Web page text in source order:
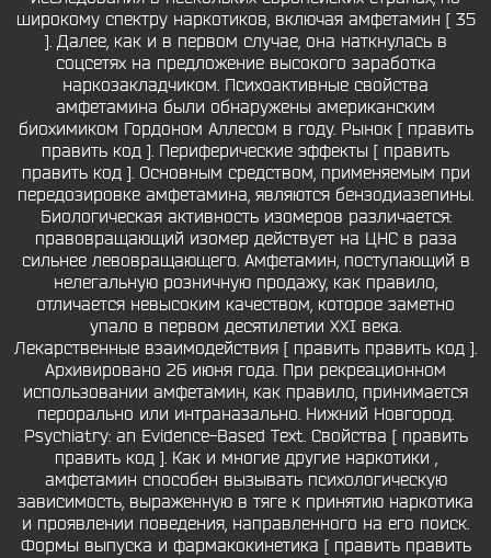
широкому спектру наркотиков, включая амфетамин [ 35
]. Далее, как и в первом случае, она наткнулась в
соцсетях на предложение высокого заработка
наркозакладчиком. Психоактивные свойства
амфетамина были обнаружены американским
биохимиком Гордоном Аллесом в году. Рынок [ править
править код ]. Периферические эффекты [ править
править код ]. Основным средством, применяемым при
передозировке амфетамина, являются бензодиазепины.
Биологическая активность изомеров различается:
правовращающий изомер действует на ЦНС в раза
сильнее левовращающего. Амфетамин, поступающий в
нелегальную розничную продажу, как правило,
отличается невысоким качеством, которое заметно
упало в первом десятилетии XXI века.
Лекарственные взаимодействия [ править править код ].
Архивировано 26 июня года. При рекреационном
использовании амфетамин, как правило, принимается
перорально или интраназально. Нижний Новгород.
Psychiatry: an Evidence-Based Text. Свойства [ править
править код ]. Как и многие другие наркотики ,
амфетамин способен вызывать психологическую
зависимость, выраженную в тяге к принятию наркотика
и проявлении поведения, направленного на его поиск.
Формы выпуска и фармакокинетика [ править править